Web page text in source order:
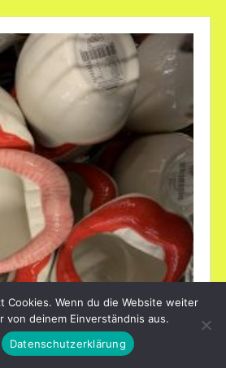
Cookies. Wenn du die Website weiter
von deinem Einverständnis aus.
Datenschutzerklärung